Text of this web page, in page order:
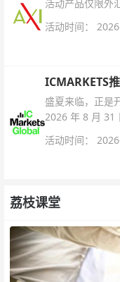
活动产品仅限外
活动时间：
ICMARKETS
盛夏来临，正是
2026 年 8 月 31
活动时间：
荔枝课堂